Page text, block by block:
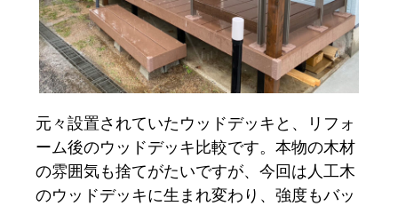
元々設置されていたウッドデッキと、リフォ
ーム後のウッドデッキ比較です。本物の木材
の雰囲気も捨てがたいですが、今回は人工木
のウッドデッキに生まれ変わり、強度もバッ